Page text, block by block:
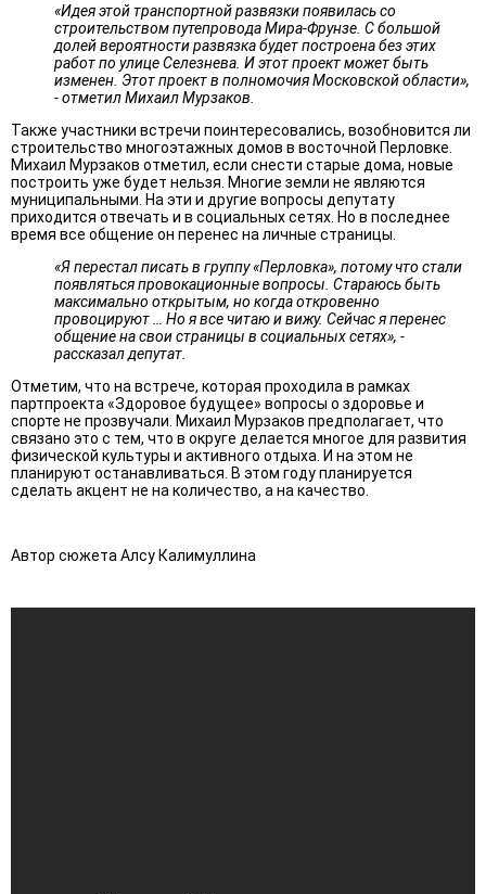
«Идея этой транспортной развязки появилась со
строительством путепровода Мира-Фрунзе. С большой
долей вероятности развязка будет построена без этих
работ по улице Селезнева. И этот проект может быть
изменен. Этот проект в полномочия Московской области»,
- отметил Михаил Мурзаков.
Также участники встречи поинтересовались, возобновится ли
строительство многоэтажных домов в восточной Перловке.
Михаил Мурзаков отметил, если снести старые дома, новые
построить уже будет нельзя. Многие земли не являются
муниципальными. На эти и другие вопросы депутату
приходится отвечать и в социальных сетях. Но в последнее
время все общение он перенес на личные страницы.
«Я перестал писать в группу «Перловка», потому что стали
появляться провокационные вопросы. Стараюсь быть
максимально открытым, но когда откровенно
провоцируют … Но я все читаю и вижу. Сейчас я перенес
общение на свои страницы в социальных сетях», -
рассказал депутат.
Отметим, что на встрече, которая проходила в рамках
партпроекта «Здоровое будущее» вопросы о здоровье и
спорте не прозвучали. Михаил Мурзаков предполагает, что
связано это с тем, что в округе делается многое для развития
физической культуры и активного отдыха. И на этом не
планируют останавливаться. В этом году планируется
сделать акцент не на количество, а на качество.
Автор сюжета Алсу Калимуллина